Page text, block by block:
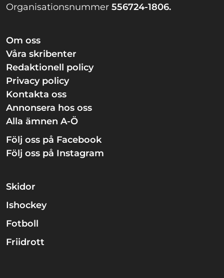
Organisationsnummer 556724-1806.
Om oss
Våra skribenter
Redaktionell policy
Privacy policy
Kontakta oss
Annonsera hos oss
Alla ämnen A-Ö
Följ oss på Facebook
Följ oss på Instagram
Skidor
Ishockey
Fotboll
Friidrott